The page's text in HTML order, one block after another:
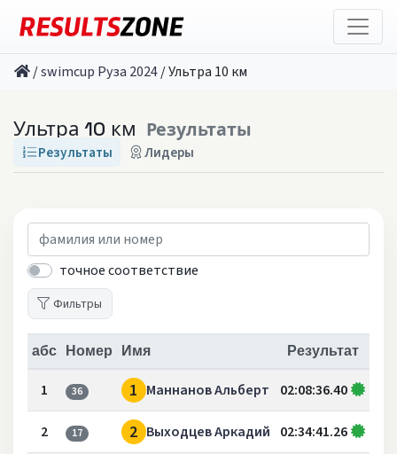
/swimcup Руза 2024/Ультра 10 км
Ультра 10 км Результаты
Результаты Лидеры
точное соответствие
Фильтры
абс Номер Имя Результат
1 36 1 Маннанов Альберт 02:08:36.40
2 17 2 Выходцев Аркадий 02:34:41.26